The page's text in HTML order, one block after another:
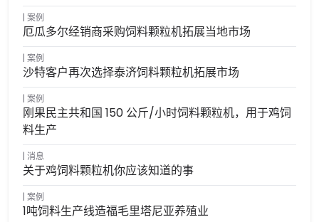
案例
厄瓜多尔经销商采购饲料颗粒机拓展当地市场
案例
沙特客户再次选择泰济饲料颗粒机拓展市场
案例
刚果民主共和国 150 公斤/小时饲料颗粒机，用于鸡饲
料生产
消息
关于鸡饲料颗粒机你应该知道的事
案例
1吨饲料生产线造福毛里塔尼亚养殖业